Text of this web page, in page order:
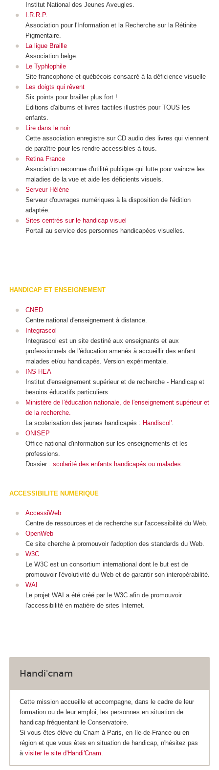
Institut National des Jeunes Aveugles.
I.R.R.P.
Association pour l'Information et la Recherche sur la Rétinite
Pigmentaire.
La ligue Braille
Association belge.
Le Typhlophile
Site francophone et québécois consacré à la déficience visuelle
Les doigts qui rêvent
Six points pour brailler plus fort !
Editions d'albums et livres tactiles illustrés pour TOUS les
enfants.
Lire dans le noir
Cette association enregistre sur CD audio des livres qui viennent
de paraître pour les rendre accessibles à tous.
Retina France
Association reconnue d'utilité publique qui lutte pour vaincre les
maladies de la vue et aide les déficients visuels.
Serveur Hélène
Serveur d'ouvrages numériques à la disposition de l'édition
adaptée.
Sites centrés sur le handicap visuel
Portail au service des personnes handicapées visuelles.
HANDICAP ET ENSEIGNEMENT
CNED
Centre national d'enseignement à distance.
Integrascol
Integrascol est un site destiné aux enseignants et aux
professionnels de l'éducation amenés à accueillir des enfant
malades et/ou handicapés. Version expérimentale.
INS HEA
Institut d'enseignement supérieur et de recherche - Handicap et
besoins éducatifs particuliers
Ministère de l'éducation nationale, de l'enseignement supérieur et
de la recherche.
La scolarisation des jeunes handicapés : Handiscol'.
ONISEP
Office national d'information sur les enseignements et les
professions.
Dossier : scolarité des enfants handicapés ou malades.
ACCESSIBILITE NUMERIQUE
AccessiWeb
Centre de ressources et de recherche sur l'accessibilité du Web.
OpenWeb
Ce site cherche à promouvoir l'adoption des standards du Web.
W3C
Le W3C est un consortium international dont le but est de
promouvoir l'évolutivité du Web et de garantir son interopérabilité.
WAI
Le projet WAI a été créé par le W3C afin de promouvoir
l'accessibilité en matière de sites Internet.
Handi'cnam
Cette mission accueille et accompagne, dans le cadre de leur
formation ou de leur emploi, les personnes en situation de
handicap fréquentant le Conservatoire.
Si vous êtes élève du Cnam à Paris, en Ile-de-France ou en
région et que vous êtes en situation de handicap, n'hésitez pas
à visiter le site d'Handi'Cnam.